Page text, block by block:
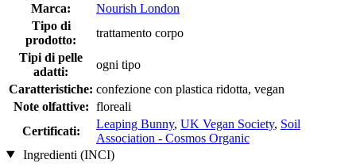
Marca:
Nourish London
Tipo di
prodotto:
trattamento corpo
Tipi di pelle
adatti:
ogni tipo
Caratteristiche: confezione con plastica ridotta, vegan
Note olfattive: floreali
Certificati:
Leaping Bunny, UK Vegan Society, Soil
Association - Cosmos Organic
Ingredienti (INCI)